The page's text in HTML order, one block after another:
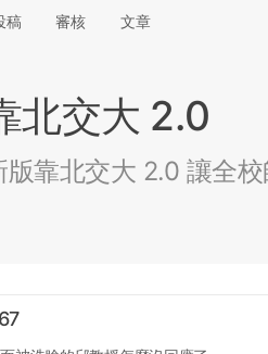
稿 審核 文章
北交大 2.0
版靠北交大 2.0 讓全